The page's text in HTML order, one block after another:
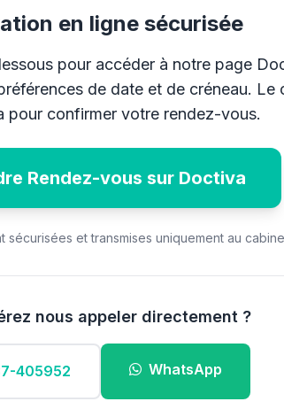
en ligne sécurisée
pour accéder à notre page
de date et de créneau. Le
pour confirmer votre rendez-vous.
Rendez-vous sur Doctiva
sécurisées et transmises uniquement au
nous appeler directement ?
405952 WhatsApp